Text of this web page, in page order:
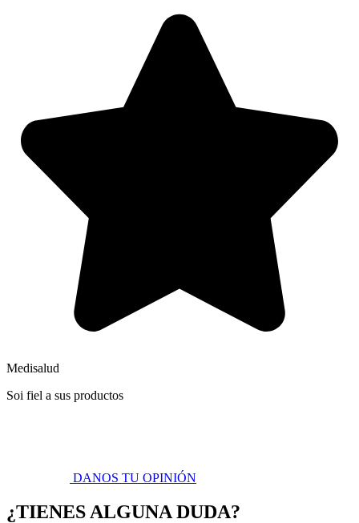
Medisalud
Soi fiel a sus productos
DANOS TU OPINIÓN
¿TIENES ALGUNA DUDA?